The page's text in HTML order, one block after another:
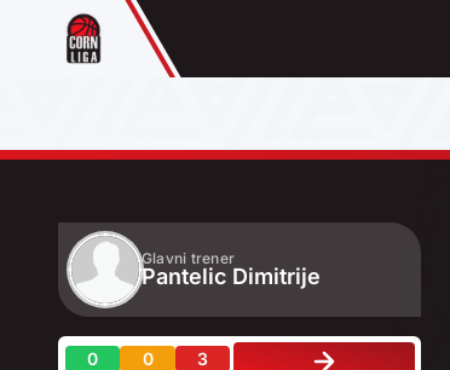
Glavni trener
Pantelic Dimitrije
0 0 3